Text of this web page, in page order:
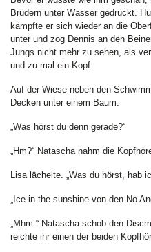
Brüdern unter Wasser gedrückt.
kämpfte er sich wieder an die
unter und zog Dennis an den
Jungs nicht mehr zu sehen, als
und zu mal ein Kopf.
Auf der Wiese neben den
Decken unter einem Baum.
„Was hörst du denn gerade?“
„Hm?“ Natascha nahm die
Lisa lächelte. „Was du hörst, hab
„Ice in the sunshine von den No
„Mhm.“ Natascha schob den
reichte ihr einen der beiden